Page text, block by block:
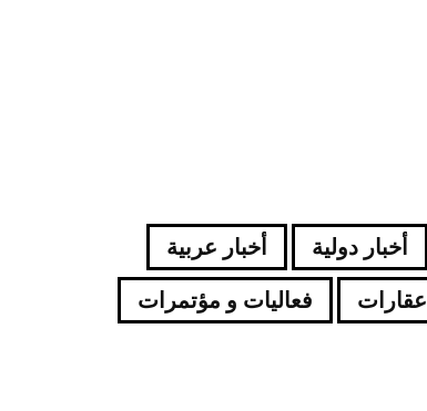
أخبار دولية
أخبار عربية
عقارات
فعاليات و مؤتمرات